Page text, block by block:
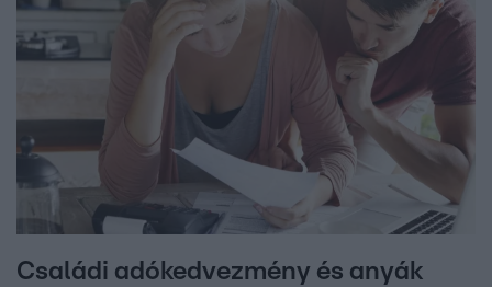
Családi adókedvezmény és anyák